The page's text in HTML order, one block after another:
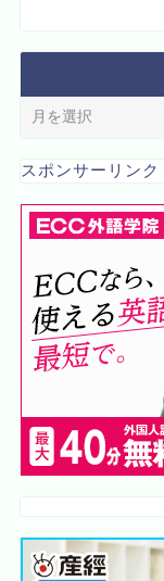
スポンサーリンク